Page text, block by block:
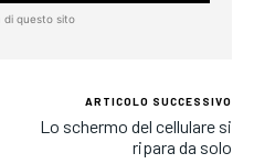
di questo sito
ARTICOLO SUCCESSIVO
Lo schermo del cellulare si
ripara da solo